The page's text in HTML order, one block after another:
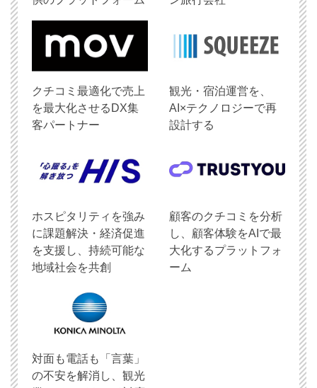
クチコミ最適化で売上
を最大化させるDX集
客パートナー
観光・宿泊運営を、
AI×テクノロジーで再
設計する
ホスピタリティを強み
に課題解決・経済促進
を支援し、持続可能な
地域社会を共創
顧客のクチコミを分析
し、顧客体験をAIで最
大化するプラットフォ
ーム
対面も電話も「言葉」
の不安を解消し、観光